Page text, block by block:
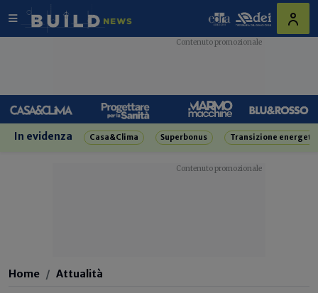
In evidenza Casa&Clima Superbonus Transizione
Home Attualità